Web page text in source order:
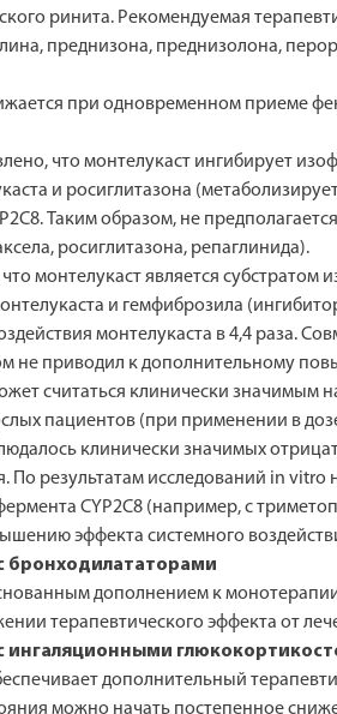
ринита. Рекомендуемая
преднизона, преднизолона,
при одновременном приеме
что монтелукаст ингибирует
и росиглитазона
Таким образом, не
росиглитазона, репаглинида).
монтелукаст является
и гемфиброзила
монтелукаста в 4,4 раза.
не приводил к дополнительному
считаться клинически
пациентов (при применении в
клинически значимых
По результатам исследований in
CYP2C8 (например, с
эффекта системного
бронходилататорами
дополнением к
терапевтического эффекта от
ингаляционными
дополнительный
можно начать постепенное